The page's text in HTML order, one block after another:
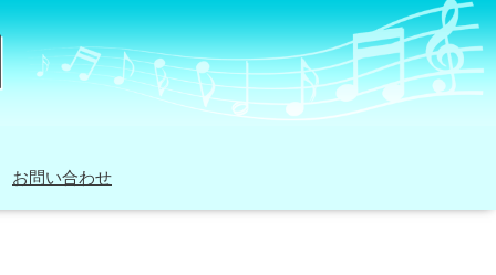
お問い合わせ